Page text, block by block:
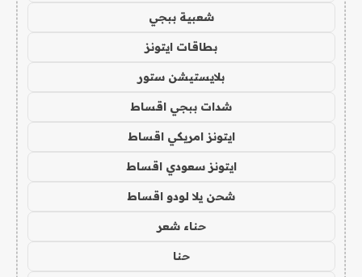
شعبية ببجي
بطاقات ايتونز
بلايستيشن ستور
شدات ببجي اقساط
ايتونز امريكي اقساط
ايتونز سعودي اقساط
شحن يلا لودو اقساط
حناء شعر
حنا